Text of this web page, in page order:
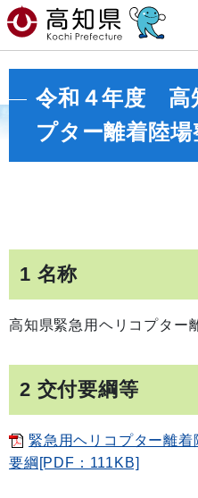
令和４年度 高
プター離着陸
1 名称
高知県緊急用ヘリコプター
2 交付要綱等
緊急用ヘリコプター離
要綱[PDF：111KB]